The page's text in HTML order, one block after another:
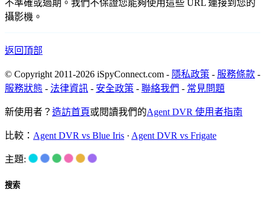
不準確或過期。我們不保證您能夠使用這些 URL 連接到您的
攝影機。
返回頂部
© Copyright 2011-2026 iSpyConnect.com - 隱私政策 - 服務條款 -
服務狀態 - 法律資訊 - 安全政策 - 聯絡我們 - 常見問題
新使用者？ 造訪首頁或閱讀我們的Agent DVR 使用者指南
比較： Agent DVR vs Blue Iris · Agent DVR vs Frigate
主題:
搜索